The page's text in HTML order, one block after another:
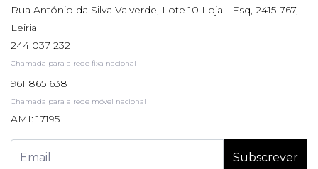
Rua António da Silva Valverde, Lote 10 Loja - Esq, 2415-767,
Leiria
244 037 232
Chamada para a rede fixa nacional
961 865 638
Chamada para a rede móvel nacional
AMI: 17195
Subscrever